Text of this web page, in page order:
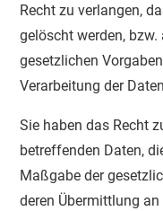
Recht zu verlangen,
gelöscht werden,
gesetzlichen
Verarbeitung der
Sie haben das Recht
betreffenden Daten,
Maßgabe der
deren Übermittlung